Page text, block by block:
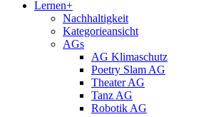
Lernen+
Nachhaltigkeit
Kategorieansicht
AGs
AG Klimaschutz
Poetry Slam AG
Theater AG
Tanz AG
Robotik AG